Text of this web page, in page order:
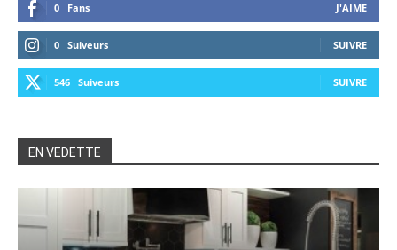
0 Fans J'AIME
0 Suiveurs SUIVRE
546 Suiveurs SUIVRE
EN VEDETTE